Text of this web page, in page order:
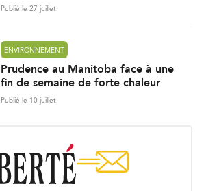
Publié le 27 juillet
ENVIRONNEMENT
Prudence au Manitoba face à une
fin de semaine de forte chaleur
Publié le 10 juillet